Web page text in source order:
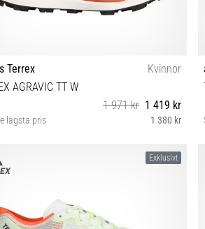
Terrex
Kvinnor
AGRAVIC TT W
1 971 kr 1 419 kr
lägsta pris 1 380 kr
Exklusivt